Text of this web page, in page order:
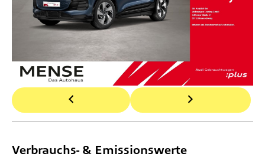
Verbrauchs- & Emissionswerte